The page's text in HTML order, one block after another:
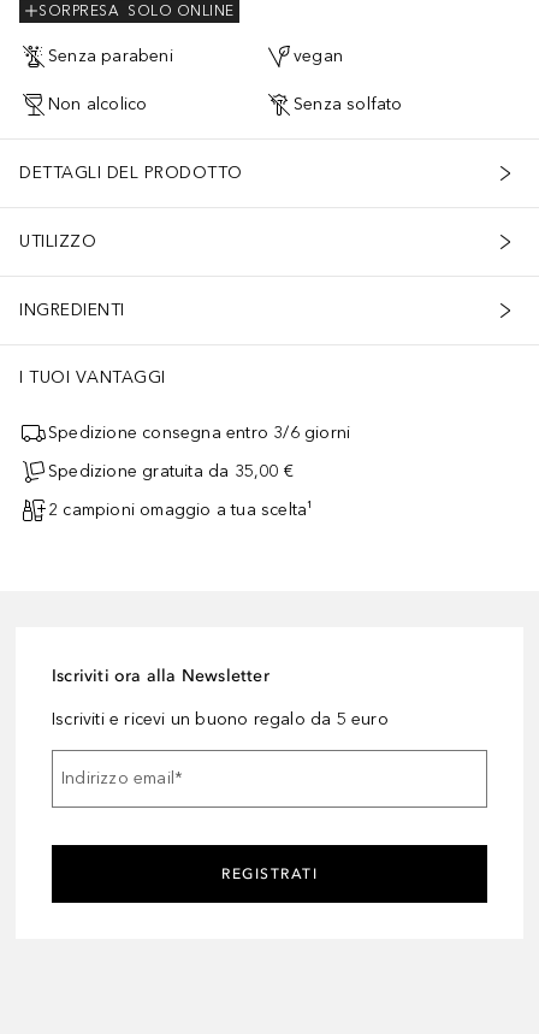
SOLO ONLINE
SORPRESA
Senza parabeni vegan
Non alcolico Senza solfato
DETTAGLI DEL PRODOTTO
UTILIZZO
INGREDIENTI
I TUOI VANTAGGI
Spedizione consegna entro 3/6 giorni
Spedizione gratuita da 35,00 €
2 campioni omaggio a tua scelta¹
Iscriviti ora alla Newsletter
Iscriviti e ricevi un buono regalo da 5 euro
Indirizzo email*
REGISTRATI